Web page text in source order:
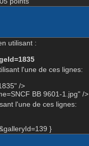
utilisant :
l'une de ces lignes:
/>
BB 9601-1.jpg" />
l'une de ces lignes:
}